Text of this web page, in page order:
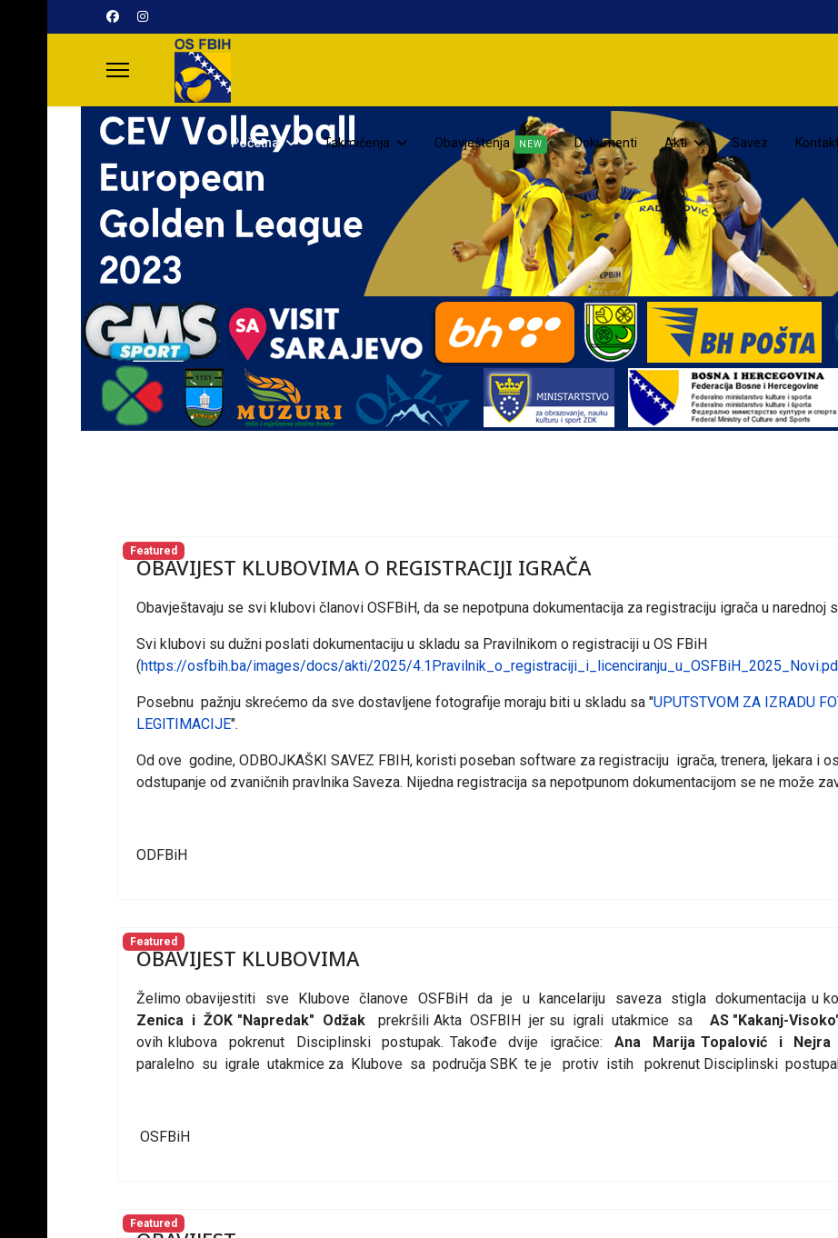
Početna Takmičenja Obavještenja NEW Dokumenti Akti Savez
Featured
OBAVIJEST KLUBOVIMA O REGISTRACIJI IGRAČA
Obavještavaju se svi klubovi članovi OSFBiH, da se nepotpuna dokumentacija za registraciju igrača u narednoj
Svi klubovi su dužni poslati dokumentaciju u skladu sa Pravilnikom o registraciji u OS FBiH
(https://osfbih.ba/images/docs/akti/2025/
Posebnu pažnju skrećemo da sve dostavljene fotografije moraju biti u skladu sa "UPUTSTVOM ZA IZRADU
LEGITIMACIJE".
Od ove godine, ODBOJKAŠKI SAVEZ FBIH, koristi poseban software za registraciju igrača, trenera, ljekara i
odstupanje od zvaničnih pravlnika Saveza. Nijedna registracija sa nepotpunom dokumentacijom se ne može
ODFBiH
Featured
OBAVIJEST KLUBOVIMA
Želimo obavijestiti sve Klubove članove OSFBiH da je u kancelariju saveza stigla dokumentacija u
Zenica i ŽOK "Napredak" Odžak prekršili Akta OSFBIH jer su igrali utakmice sa AS "Kakanj-
ovih klubova pokrenut Disciplinski postupak. Takođe dvije igračice: Ana Marija Topalović i Nejra
paralelno su igrale utakmice za Klubove sa područja SBK te je protiv istih pokrenut Disciplinski
OSFBiH
Featured